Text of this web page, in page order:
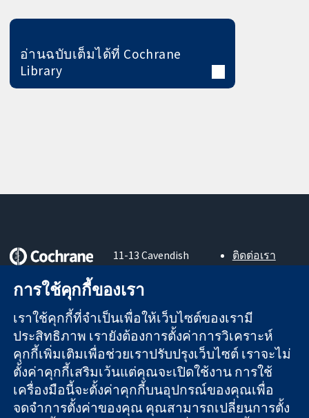
อ่านฉบับเต็มได้ที่ Cochrane
Library
หลักฐานที่เชื่อถือ
ได้
สู่การตัดสินใจ
อย่างมีข้อมูล
เพื่อสุขภาพที่ดีขึ้น
11-13 Cavendish
London
United Kingdom
ติดต่อเรา
About us
ตำแหน่งงาน
Cochrane
Library
The Cochrane Collaboration เป็นองค์กรการกุศล (เลขที่ 1045921)
การใช้คุกกี้ของเรา
เราใช้คุกกี้ที่จำเป็นเพื่อให้เว็บไซต์ของเรามี
ประสิทธิภาพ เรายังต้องการตั้งค่าการวิเคราะห์
คุกกี้เพิ่มเติมเพื่อช่วยเราปรับปรุงเว็บไซต์ เราจะไม่
ตั้งค่าคุกกี้เสริมเว้นแต่คุณจะเปิดใช้งาน การใช้
เครื่องมือนี้จะตั้งค่าคุกกี้บนอุปกรณ์ของคุณเพื่อ
จดจำการตั้งค่าของคุณ คุณสามารถเปลี่ยนการตั้ง